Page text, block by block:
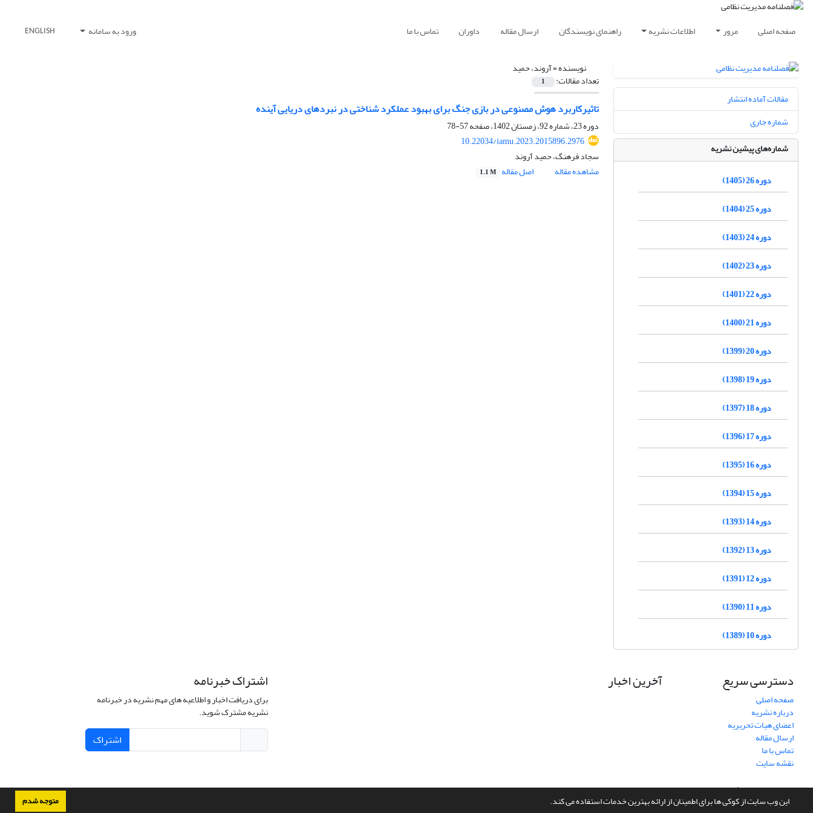
این وب سایت از کوکی ها برای اطمینان از ارائه بهترین خدمات استفاده می کند. متوجه شدم
صفحه اصلی مرور اطلاعات نشریه راهنمای نویسندگان ارسال مقاله داوران تماس با ما ورود به سامانه ENGLISH
نویسنده =آروند، حمید
تعداد مقالات: 1
تاثیرکاربرد هوش مصنوعی در بازی جنگ برای بهبود عملکرد شناختی در نبردهای دریایی آینده
دوره 23، شماره 92، زمستان 1402، صفحه
57-78
10.22034/iamu.2023.2015896.2976
سجاد فرهنگ، حمید آروند
مشاهده مقاله
اصل مقاله 1.1 M
مقالات آماده انتشار
شماره جاری
شماره‌های پیشین نشریه
دوره 26 (1405)
دوره 25 (1404)
دوره 24 (1403)
دوره 23 (1402)
دوره 22 (1401)
دوره 21 (1400)
دوره 20 (1399)
دوره 19 (1398)
دوره 18 (1397)
دوره 17 (1396)
دوره 16 (1395)
دوره 15 (1394)
دوره 14 (1393)
دوره 13 (1392)
دوره 12 (1391)
دوره 11 (1390)
دوره 10 (1389)
دسترسی سریع
صفحه اصلی
درباره نشریه
اعضای هیات تحریریه
ارسال مقاله
تماس با ما
نقشه سایت
آخرین اخبار اشتراک خبرنامه
برای دریافت اخبار و اطلاعیه های مهم نشریه در خبرنامه
نشریه مشترک شوید.
اشتراک
سامانه مدیریت نشریات علمی.طراحی و پیاده سازی ازسیناوب